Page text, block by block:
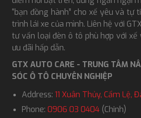
“bạn đồng hành” cho xế yêu và tự
trình lái xe của mình. Liên hệ với
tư vấn loại đèn ô tô phù hợp với xế
ưu đãi hấp dẫn.
GTX AUTO CARE - TRUNG TÂM
SÓC Ô TÔ CHUYÊN NGHIỆP
Address: 11 Xuân Thủy, Cẩm Lệ,
Phone: 0906 03 0404 (Chinh)